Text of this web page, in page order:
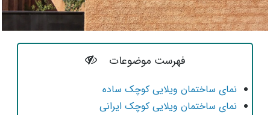
فهرست موضوعات
نمای ساختمان ویلایی کوچک ساده
نمای ساختمان ویلایی کوچک ایرانی